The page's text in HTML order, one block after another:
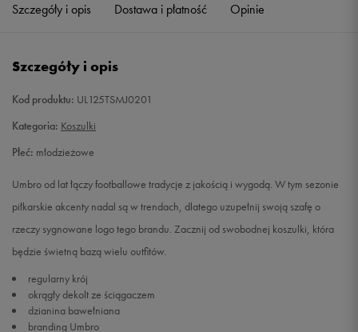
176
Szczegóły i opis Dostawa i płatność Opinie
Szczegóły i opis
Kod produktu: UL125TSMJ0201
Kategoria: Koszulki
Płeć: młodzieżowe
Umbro od lat łączy footballowe tradycje z jakością i wygodą. W tym sezonie
piłkarskie akcenty nadal są w trendach, dlatego uzupełnij swoją szafę o
rzeczy sygnowane logo tego brandu. Zacznij od swobodnej koszulki, która
będzie świetną bazą wielu outfitów.
regularny krój
okrągły dekolt ze ściągaczem
dzianina bawełniana
branding Umbro